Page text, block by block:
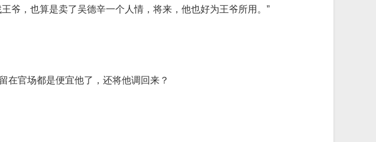
爷，也算是卖了吴德辛一个人情，将来，他也好为王爷所用。”
在官场都是便宜他了，还将他调回来？